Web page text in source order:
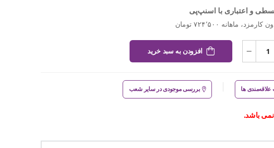
و اعتباری با اسنپ‌پی
افزودن به سبد خرید
ها بررسی موجودی در سایر شعب
نمی باشد.